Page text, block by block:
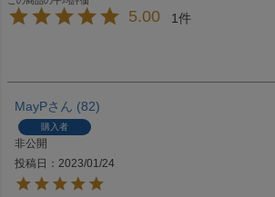
5.00 1
MayP 82
購入者
非公開
投稿日
2023/01/24